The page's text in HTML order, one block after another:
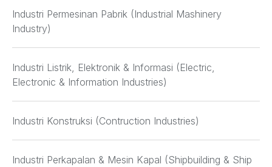
Industri Permesinan Pabrik (Industrial Mashinery
Industry)
Industri Listrik, Elektronik & Informasi (Electric,
Electronic & Information Industries)
Industri Konstruksi (Contruction Industries)
Industri Perkapalan & Mesin Kapal (Shipbuilding & Ship